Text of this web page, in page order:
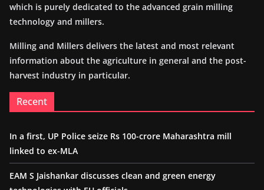
which is purely dedicated to the advanced grain milling
technology and millers.
Milling and Millers delivers the latest and most relevant
information about the agriculture in general and the post-
harvest industry in particular.
Recent
In a first, UP Police seize Rs 100-crore Maharashtra mill
linked to ex-MLA
EAM S Jaishankar discusses clean and green energy